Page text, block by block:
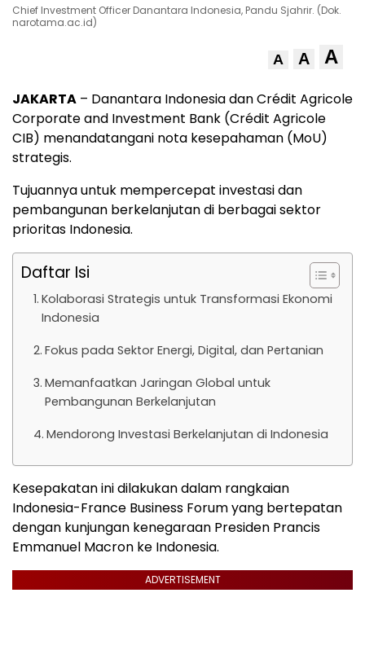
Chief Investment Officer Danantara Indonesia, Pandu Sjahrir. (Dok.
narotama.ac.id)
A A A
JAKARTA – Danantara Indonesia dan Crédit Agricole
Corporate and Investment Bank (Crédit Agricole
CIB) menandatangani nota kesepahaman (MoU)
strategis.
Tujuannya untuk mempercepat investasi dan
pembangunan berkelanjutan di berbagai sektor
prioritas Indonesia.
Daftar Isi
Kolaborasi Strategis untuk Transformasi Ekonomi
Indonesia
Fokus pada Sektor Energi, Digital, dan Pertanian
Memanfaatkan Jaringan Global untuk
Pembangunan Berkelanjutan
Mendorong Investasi Berkelanjutan di Indonesia
Kesepakatan ini dilakukan dalam rangkaian
Indonesia-France Business Forum yang bertepatan
dengan kunjungan kenegaraan Presiden Prancis
Emmanuel Macron ke Indonesia.
ADVERTISEMENT